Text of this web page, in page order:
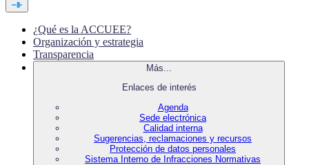
¿Qué es la ACCUEE?
Organización y estrategia
Transparencia
Más...
Enlaces de interés
Agenda
Sede electrónica
Calidad interna
Sugerencias, reclamaciones y recursos
Protección de datos personales
Sistema Interno de Infracciones Normativas